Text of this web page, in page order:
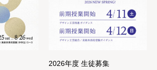
2026年度 生徒募集